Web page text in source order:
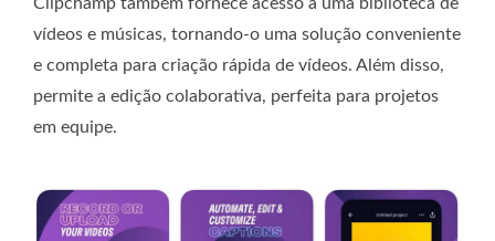
Clipchamp também fornece acesso a uma biblioteca de
vídeos e músicas, tornando-o uma solução conveniente
e completa para criação rápida de vídeos. Além disso,
permite a edição colaborativa, perfeita para projetos
em equipe.